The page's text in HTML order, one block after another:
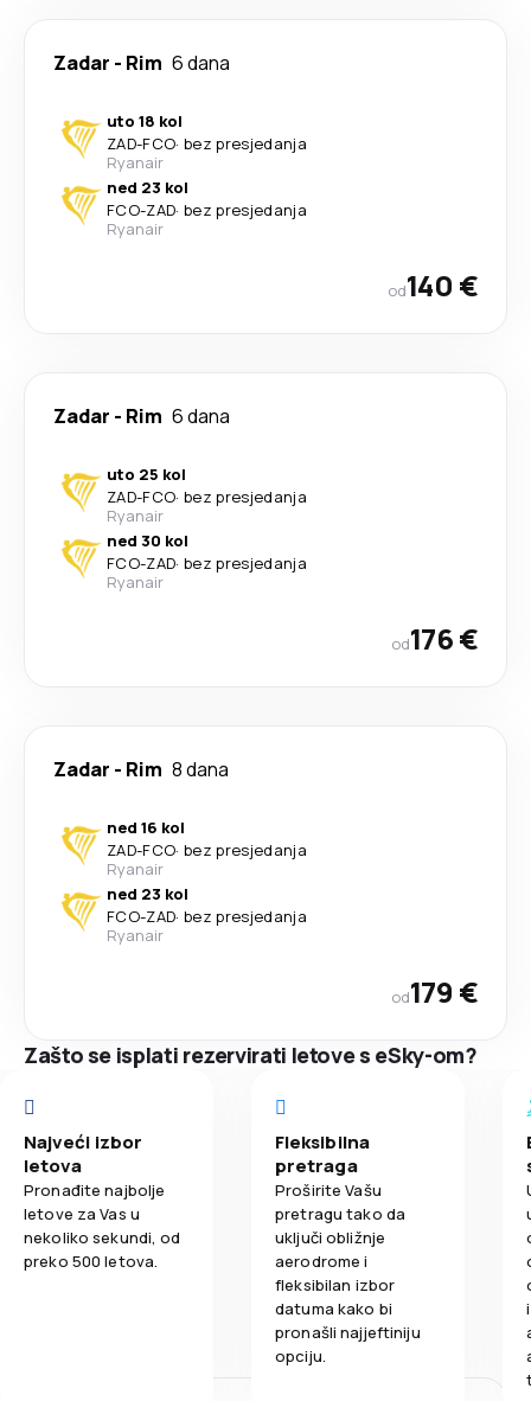
Zadar - Rim 6 dana
uto 18 kol
ZAD-FCO· bez presjedanja
Ryanair
ned 23 kol
FCO-ZAD· bez presjedanja
Ryanair
od140 €
Zadar - Rim 6 dana
uto 25 kol
ZAD-FCO· bez presjedanja
Ryanair
ned 30 kol
FCO-ZAD· bez presjedanja
Ryanair
od176 €
Zadar - Rim 8 dana
ned 16 kol
ZAD-FCO· bez presjedanja
Ryanair
ned 23 kol
FCO-ZAD· bez presjedanja
Ryanair
od179 €
Zašto se isplati rezervirati letove s eSky-om?
Najveći izbor
letova
Pronađite najbolje
letove za Vas u
nekoliko sekundi, od
preko 500 letova.
Fleksibilna
pretraga
Proširite Vašu
pretragu tako da
uključi obližnje
aerodrome i
fleksibilan izbor
datuma kako bi
pronašli najjeftiniju
opciju.